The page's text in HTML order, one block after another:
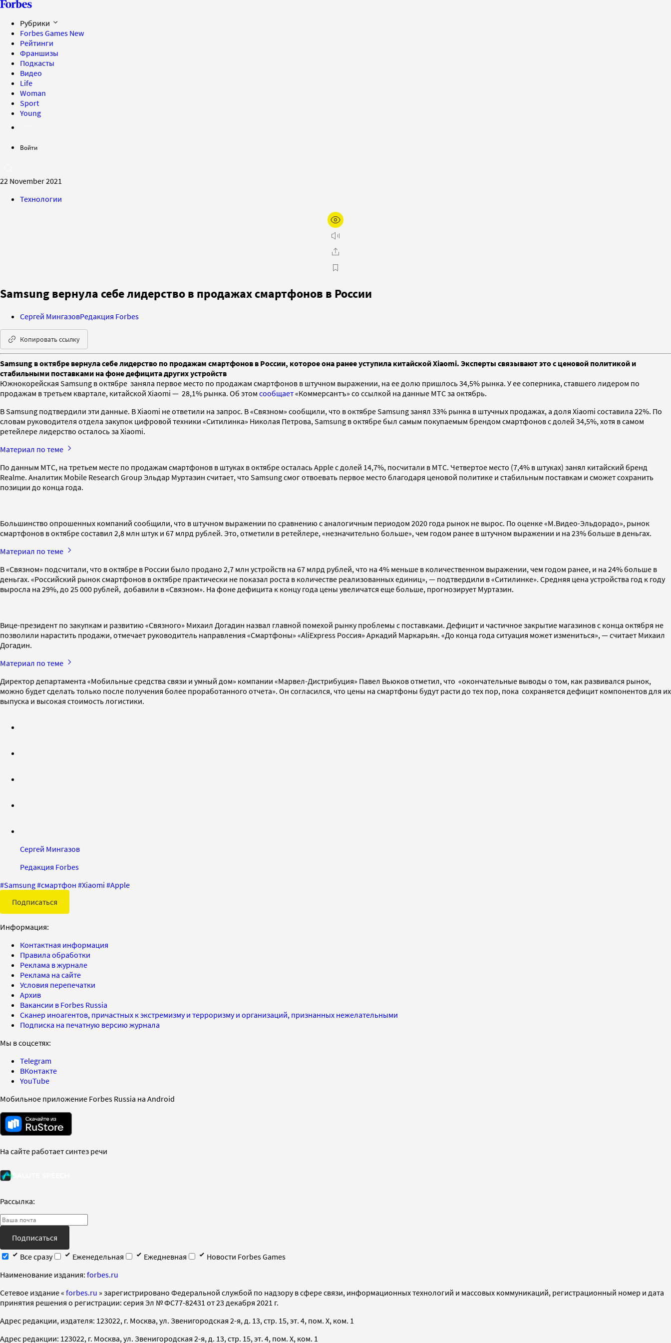
Рубрики
Forbes Games New
Рейтинги
Франшизы
Подкасты
Видео
Life
Woman
Sport
Young
Войти
22 November 2021
Технологии
Samsung вернула себе лидерство в продажах смартфонов в России
Сергей МингазовРедакция Forbes
Копировать ссылку
Samsung в октябре вернула себе лидерство по продажам смартфонов в России, которое она ранее уступила китайской Xiaomi. Эксперты связывают это с ценовой политикой и
стабильными поставками на фоне дефицита других устройств
Южнокорейская Samsung в октябре заняла первое место по продажам смартфонов в штучном выражении, на ее долю пришлось 34,5% рынка. У ее соперника, ставшего лидером по
продажам в третьем квартале, китайской Xiaomi — 28,1% рынка. Об этом сообщает«Коммерсантъ» со ссылкой на данные МТС за октябрь.
В Samsung подтвердили эти данные. В Xiaomi не ответили на запрос. В «Связном» сообщили, что в октябре Samsung занял 33% рынка в штучных продажах, а доля Xiaomi составила 22%. По
словам руководителя отдела закупок цифровой техники «Ситилинка» Николая Петрова, Samsung в октябре был самым покупаемым брендом смартфонов с долей 34,5%, хотя в самом
ретейлере лидерство осталось за Xiaomi.
Материал по теме
По данным МТС, на третьем месте по продажам смартфонов в штуках в октябре осталась Apple с долей 14,7%, посчитали в МТС. Четвертое место (7,4% в штуках) занял китайский бренд
Realme. Аналитик Mobile Research Group Эльдар Муртазин считает, что Samsung смог отвоевать первое место благодаря ценовой политике и стабильным поставкам и сможет сохранить
позиции до конца года.
Большинство опрошенных компаний сообщили, что в штучном выражении по сравнению с аналогичным периодом 2020 года рынок не вырос. По оценке «М.Видео-Эльдорадо», рынок
смартфонов в октябре составил 2,8 млн штук и 67 млрд рублей. Это, отметили в ретейлере, «незначительно больше», чем годом ранее в штучном выражении и на 23% больше в деньгах.
Материал по теме
В «Связном» подсчитали, что в октябре в России было продано 2,7 млн устройств на 67 млрд рублей, что на 4% меньше в количественном выражении, чем годом ранее, и на 24% больше в
деньгах. «Российский рынок смартфонов в октябре практически не показал роста в количестве реализованных единиц», — подтвердили в «Ситилинке». Средняя цена устройства год к году
выросла на 29%, до 25 000 рублей, добавили в «Связном». На фоне дефицита к концу года цены увеличатся еще больше, прогнозирует Муртазин.
Вице-президент по закупкам и развитию «Связного» Михаил Догадин назвал главной помехой рынку проблемы с поставками. Дефицит и частичное закрытие магазинов с конца октября не
позволили нарастить продажи, отмечает руководитель направления «Смартфоны» «AliExpress Россия» Аркадий Маркарьян. «До конца года ситуация может измениться», — считает Михаил
Догадин.
Материал по теме
Директор департамента «Мобильные средства связи и умный дом» компании «Марвел-Дистрибуция» Павел Вьюков отметил, что «окончательные выводы о том, как развивался рынок,
можно будет сделать только после получения более проработанного отчета». Он согласился, что цены на смартфоны будут расти до тех пор, пока сохраняется дефицит компонентов для их
выпуска и высокая стоимость логистики.
Сергей Мингазов
Редакция Forbes
#Samsung#смартфон #Xiaomi #Apple
Подписаться
Информация:
Контактная информация
Правила обработки
Реклама в журнале
Реклама на сайте
Условия перепечатки
Архив
Вакансии в Forbes Russia
Сканер иноагентов, причастных к экстремизму и терроризму и организаций, признанных нежелательными
Подписка на печатную версию журнала
Мы в соцсетях:
Telegram
ВКонтакте
YouTube
Мобильное приложение Forbes Russia на Android
На сайте работает синтез речи
Рассылка:
Подписаться
Все сразу
Еженедельная Ежедневная
Новости Forbes Games
Наименование издания: forbes.ru
Cетевое издание « forbes.ru » зарегистрировано Федеральной службой по надзору в сфере связи, информационных технологий и массовых коммуникаций, регистрационный номер и дата
принятия решения о регистрации: серия Эл № ФС77-82431 от 23 декабря 2021 г.
Адрес редакции, издателя: 123022, г. Москва, ул. Звенигородская 2-я, д. 13, стр. 15, эт. 4, пом. X, ком. 1
Адрес редакции: 123022, г. Москва, ул. Звенигородская 2-я, д. 13, стр. 15, эт. 4, пом. X, ком. 1